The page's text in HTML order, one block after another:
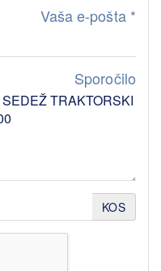
Vaša e-pošta *
Sporočilo
KOS